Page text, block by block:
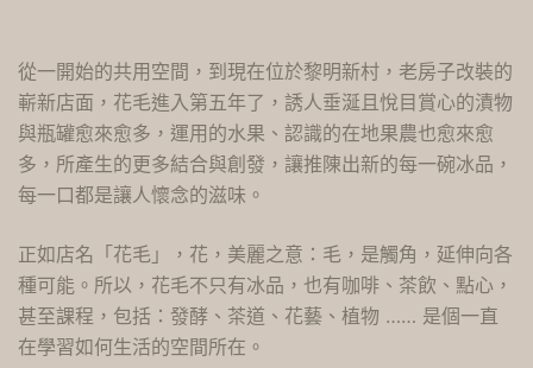
從一開始的共用空間，到現在位於黎明新村，老房子改裝的
嶄新店面，花毛進入第五年了，誘人垂涎且悅目賞心的漬物
與瓶罐愈來愈多，運用的水果、認識的在地果農也愈來愈
多，所產生的更多結合與創發，讓推陳出新的每一碗冰品，
每一口都是讓人懷念的滋味。
正如店名「花毛」，花，美麗之意：毛，是觸角，延伸向各
種可能。所以，花毛不只有冰品，也有咖啡、茶飲、點心，
甚至課程，包括：發酵、茶道、花藝、植物 …… 是個一直
在學習如何生活的空間所在。